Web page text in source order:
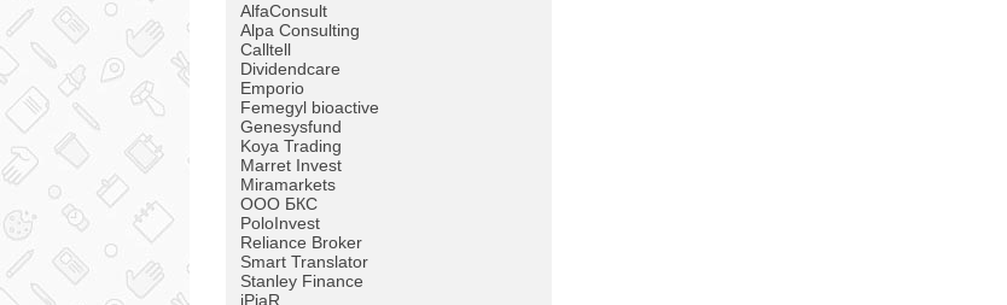
AlfaConsult
Alpa Consulting
Calltell
Dividendcare
Emporio
Femegyl bioactive
Genesysfund
Koya Trading
Marret Invest
Miramarkets
OOO БКС
PoloInvest
Reliance Broker
Smart Translator
Stanley Finance
iPiaR